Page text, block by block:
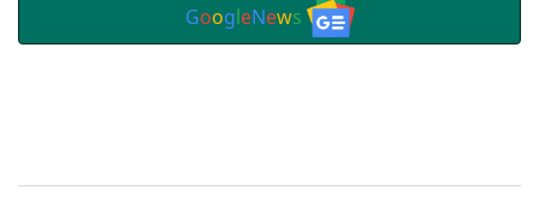
GoogleNews